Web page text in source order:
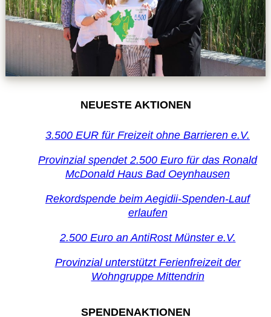
NEUESTE AKTIONEN
3.500 EUR für Freizeit ohne Barrieren e.V.
Provinzial spendet 2.500 Euro für das Ronald
McDonald Haus Bad Oeynhausen
Rekordspende beim Aegidii-Spenden-Lauf
erlaufen
2.500 Euro an AntiRost Münster e.V.
Provinzial unterstützt Ferienfreizeit der
Wohngruppe Mittendrin
SPENDENAKTIONEN